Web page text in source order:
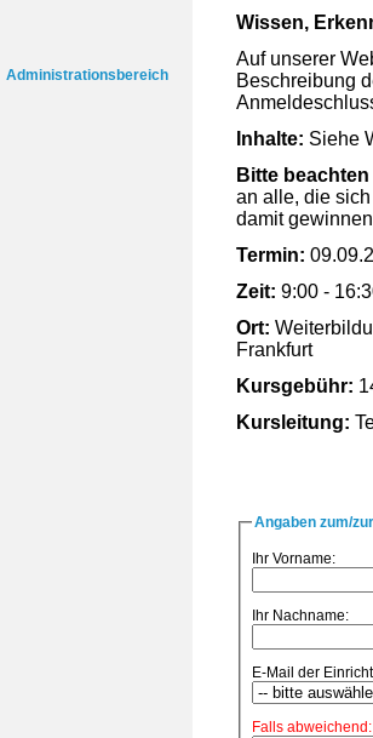
Administrationsbereich
Wissen,
Auf unserer
Beschreibung
Inhalte: Siehe
Bitte beachten
an alle, die
damit
Termin:
Zeit: 9:00 -
Ort:
Frankfurt
Kursgebühr:
Kursleitung:
Angaben zum/
Ihr Vorname:
Ihr Nachname:
E-Mail der
Falls abweichend: